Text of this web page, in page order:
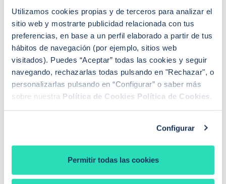
Utilizamos cookies propias y de terceros para analizar el
sitio web y mostrarte publicidad relacionada con tus
preferencias, en base a un perfil elaborado a partir de tus
hábitos de navegación (por ejemplo, sitios web
visitados). Puedes “Aceptar” todas las cookies y seguir
navegando, rechazarlas todas pulsando en "Rechazar", o
personalizarlas pulsando en “Configurar” o saber más
sobre nuestra Política de Cookies Política de Cookies
Configurar
Permitir todas las cookies
¿Te gustaría descubrir si realmente necesitas una
hipoteca de 125.000 euros? Entra en el simulador de
hipoteca de iAhorroy compruébalo ya mismo.
RELACIONADOS
Hipoteca de 300.000 euros
Hipoteca de 200.000 euros
Hipotecas en Madrid